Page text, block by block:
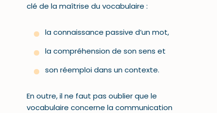
clé de la maîtrise du vocabulaire :
la connaissance passive d’un mot,
la compréhension de son sens et
son réemploi dans un contexte.
En outre, il ne faut pas oublier que le
vocabulaire concerne la communication